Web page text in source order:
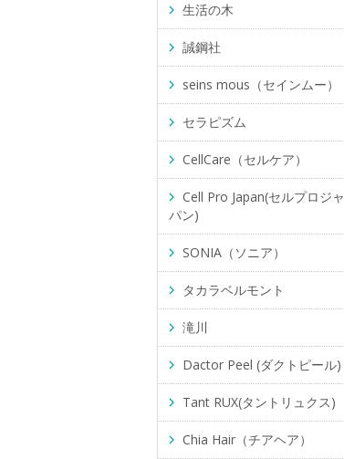
生活の木
誠鋼社
seins mous（セインムー）
セラピズム
CellCare（セルケア）
Cell Pro Japan(セルプロジャ
パン)
SONIA（ソニア）
タカラベルモント
滝川
Dactor Peel (ダクトピール)
Tant RUX(タントリュクス)
Chia Hair（チアヘア）